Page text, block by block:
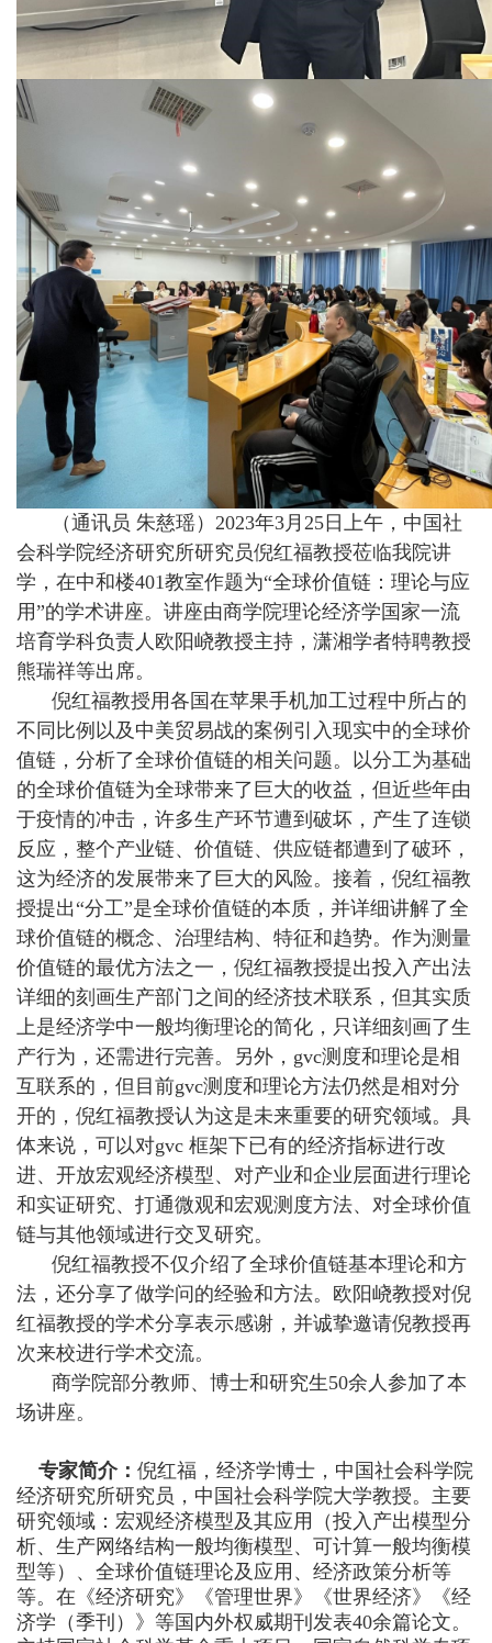
（通讯员 朱慈瑶）2023年3月25日上午，中国社
会科学院经济研究所研究员倪红福教授莅临我院讲
学，在中和楼401教室作题为“全球价值链：理论与应
用”的学术讲座。讲座由商学院理论经济学国家一流
培育学科负责人欧阳峣教授主持，潇湘学者特聘教授
熊瑞祥等出席。
倪红福教授用各国在苹果手机加工过程中所占的
不同比例以及中美贸易战的案例引入现实中的全球价
值链，分析了全球价值链的相关问题。以分工为基础
的全球价值链为全球带来了巨大的收益，但近些年由
于疫情的冲击，许多生产环节遭到破坏，产生了连锁
反应，整个产业链、价值链、供应链都遭到了破环，
这为经济的发展带来了巨大的风险。接着，倪红福教
授提出“分工”是全球价值链的本质，并详细讲解了全
球价值链的概念、治理结构、特征和趋势。作为测量
价值链的最优方法之一，倪红福教授提出投入产出法
详细的刻画生产部门之间的经济技术联系，但其实质
上是经济学中一般均衡理论的简化，只详细刻画了生
产行为，还需进行完善。另外，gvc测度和理论是相
互联系的，但目前gvc测度和理论方法仍然是相对分
开的，倪红福教授认为这是未来重要的研究领域。具
体来说，可以对gvc 框架下已有的经济指标进行改
进、开放宏观经济模型、对产业和企业层面进行理论
和实证研究、打通微观和宏观测度方法、对全球价值
链与其他领域进行交叉研究。
倪红福教授不仅介绍了全球价值链基本理论和方
法，还分享了做学问的经验和方法。欧阳峣教授对倪
红福教授的学术分享表示感谢，并诚挚邀请倪教授再
次来校进行学术交流。
商学院部分教师、博士和研究生50余人参加了本
场讲座。
专家简介： 倪红福，经济学博士，中国社会科学院
经济研究所研究员，中国社会科学院大学教授。主要
研究领域：宏观经济模型及其应用（投入产出模型分
析、生产网络结构一般均衡模型、可计算一般均衡模
型等）、全球价值链理论及应用、经济政策分析等
等。在《经济研究》《管理世界》《世界经济》《经
济学（季刊）》等国内外权威期刊发表40余篇论文。